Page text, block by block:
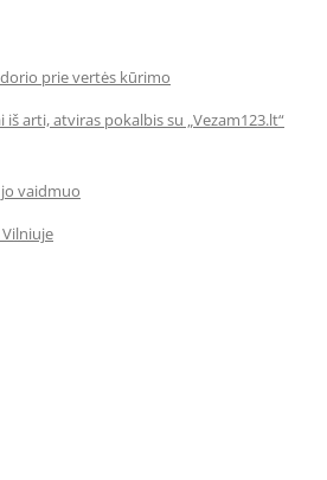
prie vertės kūrimo
arti, atviras pokalbis su „Vezam123.lt“
vaidmuo